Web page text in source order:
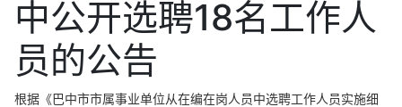
中公开选聘18名工作人
员的公告
根据《巴中市市属事业单位从在编在岗人员中选聘工作人员实施细